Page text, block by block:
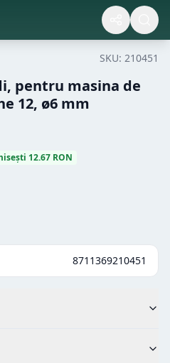
SKU: 210451
pentru masina de
12, ø6 mm
12.67 RON
8711369210451